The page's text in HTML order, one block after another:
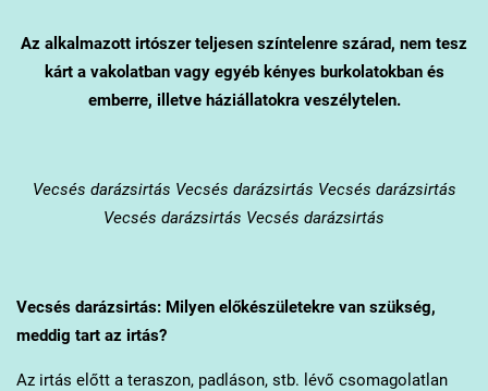
Az alkalmazott irtószer teljesen színtelenre szárad, nem tesz
kárt a vakolatban vagy egyéb kényes burkolatokban és
emberre, illetve háziállatokra veszélytelen.
Vecsés darázsirtás Vecsés darázsirtás Vecsés darázsirtás
Vecsés darázsirtás Vecsés darázsirtás
Vecsésdarázsirtás: Milyen előkészületekre van szükség,
meddig tart az irtás?
Az irtás előtt a teraszon, padláson, stb. lévő csomagolatlan